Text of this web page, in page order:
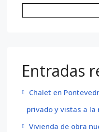
Entradas
Chalet en
privado y vistas a la
Vivienda de obra